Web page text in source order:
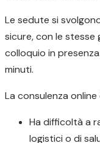
Le sedute si
sicure, con le stesse
colloquio in
minuti.
La consulenza
Ha difficoltà a
logistici o di